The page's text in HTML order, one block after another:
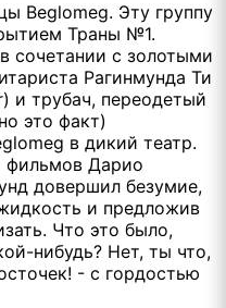
Beglomeg. Эту группу
Траны №1.
сочетании с золотыми
Рагинмунда Ти
и трубач, переодетый
это факт)
в дикий театр.
фильмов Дарио
довершил безумие,
и предложив
Что это было,
нибудь? Нет, ты что,
- с гордостью